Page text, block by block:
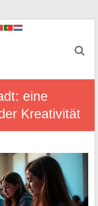
eine
Kreativität